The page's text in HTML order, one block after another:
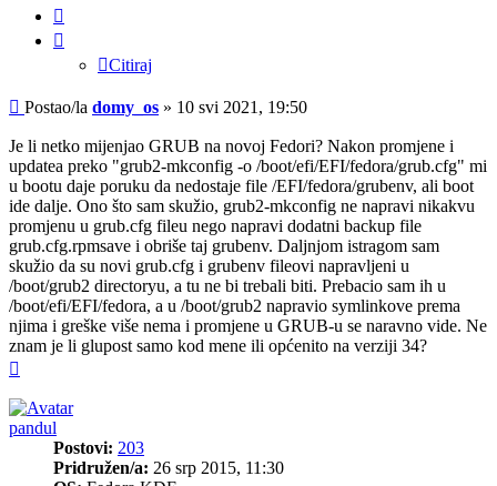
Citiraj
Post
Postao/la domy_os » 10 svi 2021, 19:50
Je li netko mijenjao GRUB na novoj Fedori? Nakon promjene i
updatea preko "grub2-mkconfig -o /boot/efi/EFI/fedora/grub.cfg" mi
u bootu daje poruku da nedostaje file /EFI/fedora/grubenv, ali boot
ide dalje. Ono što sam skužio, grub2-mkconfig ne napravi nikakvu
promjenu u grub.cfg fileu nego napravi dodatni backup file
grub.cfg.rpmsave i obriše taj grubenv. Daljnjom istragom sam
skužio da su novi grub.cfg i grubenv fileovi napravljeni u
/boot/grub2 directoryu, a tu ne bi trebali biti. Prebacio sam ih u
/boot/efi/EFI/fedora, a u /boot/grub2 napravio symlinkove prema
njima i greške više nema i promjene u GRUB-u se naravno vide. Ne
znam je li glupost samo kod mene ili općenito na verziji 34?
pandul
Postovi: 203
Pridružen/a: 26 srp 2015, 11:30